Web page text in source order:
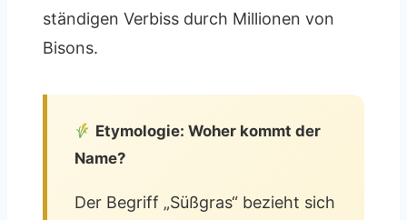
ständigen Verbiss durch Millionen von
Bisons.
Etymologie: Woher kommt der
Name?
Der Begriff „Süßgras“ bezieht sich